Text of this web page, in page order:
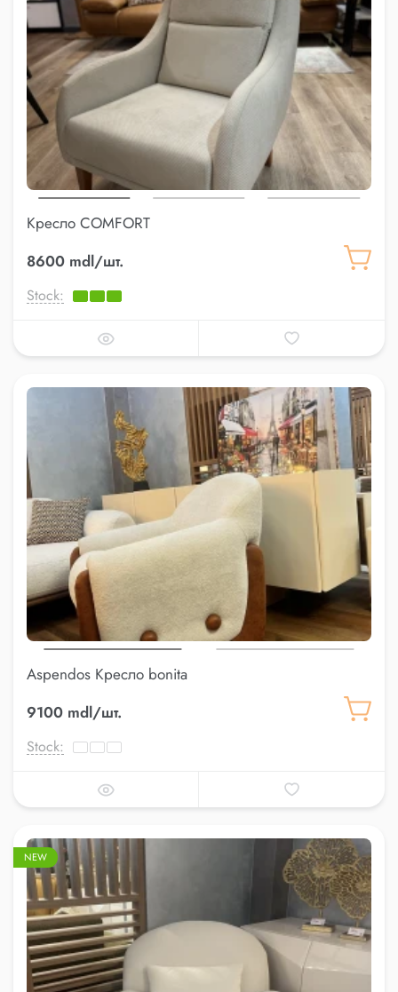
Кресло COMFORT
8600 mdl/шт.
Stock:
Aspendos Кресло bonita
9100 mdl/шт.
Stock:
NEW